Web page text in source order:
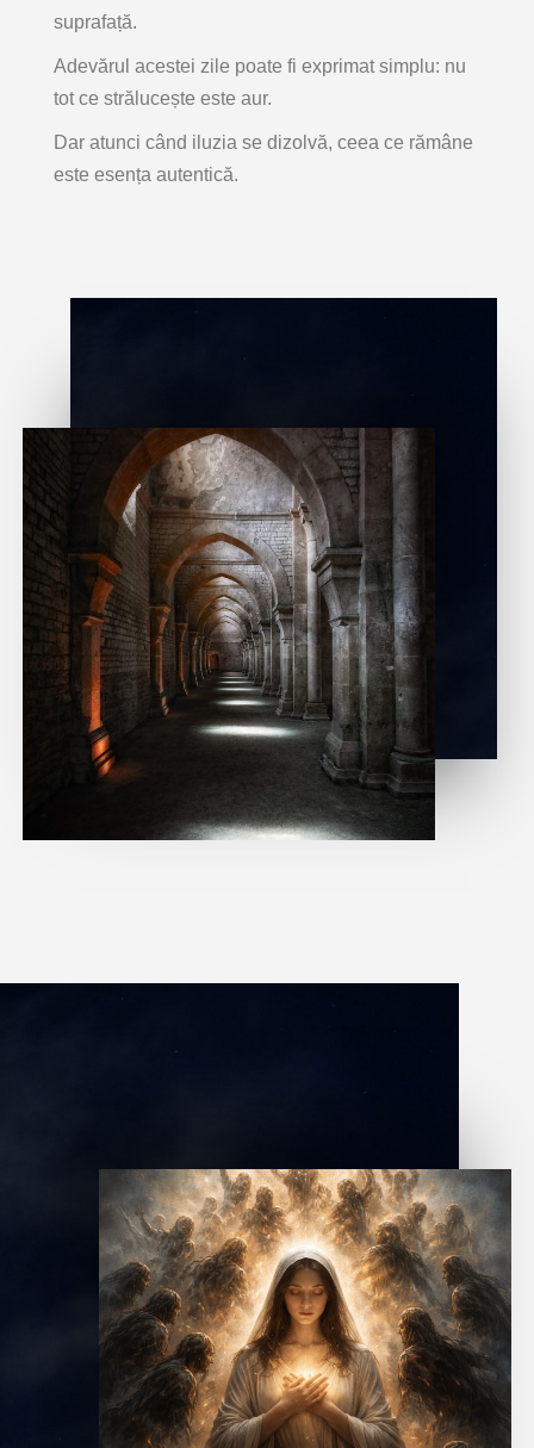
suprafață.
Adevărul acestei zile poate fi exprimat simplu: nu
tot ce strălucește este aur.
Dar atunci când iluzia se dizolvă, ceea ce rămâne
este esența autentică.